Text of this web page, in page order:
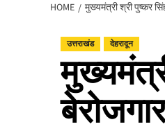
HOME मुख्यमंत्री श्री पुष्कर
उत्तराखंड देहरादून